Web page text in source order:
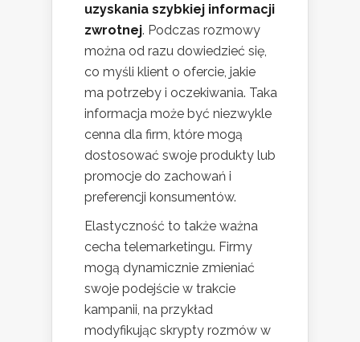
uzyskania szybkiej informacji
zwrotnej. Podczas rozmowy
można od razu dowiedzieć się,
co myśli klient o ofercie, jakie
ma potrzeby i oczekiwania. Taka
informacja może być niezwykle
cenna dla firm, które mogą
dostosować swoje produkty lub
promocje do zachowań i
preferencji konsumentów.
Elastyczność to także ważna
cecha telemarketingu. Firmy
mogą dynamicznie zmieniać
swoje podejście w trakcie
kampanii, na przykład
modyfikując skrypty rozmów w